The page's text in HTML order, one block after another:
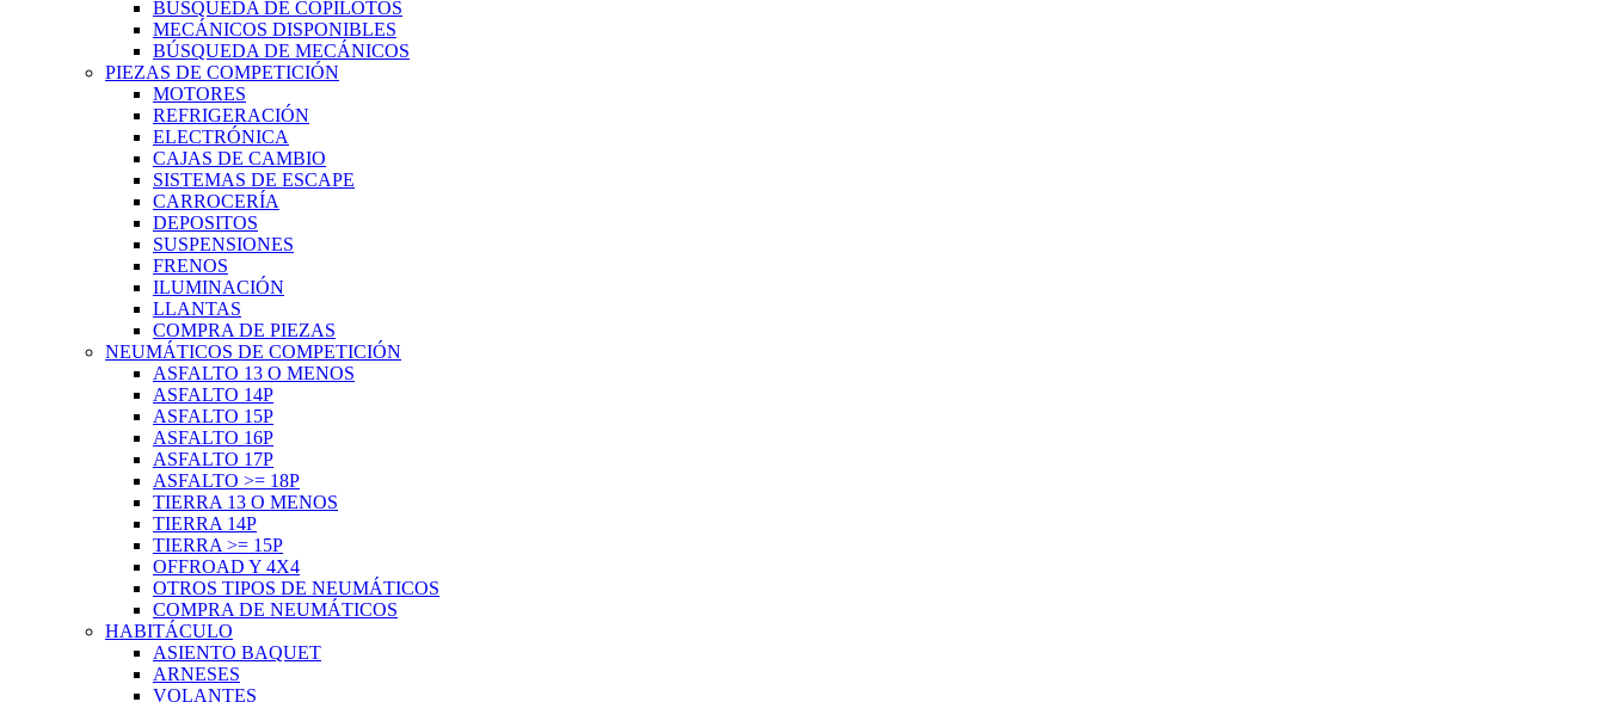
BUSQUEDA DE COPILOTOS
MECÁNICOS DISPONIBLES
BÚSQUEDA DE MECÁNICOS
PIEZAS DE COMPETICIÓN
MOTORES
REFRIGERACIÓN
ELECTRÓNICA
CAJAS DE CAMBIO
SISTEMAS DE ESCAPE
CARROCERÍA
DEPOSITOS
SUSPENSIONES
FRENOS
ILUMINACIÓN
LLANTAS
COMPRA DE PIEZAS
NEUMÁTICOS DE COMPETICIÓN
ASFALTO 13 O MENOS
ASFALTO 14P
ASFALTO 15P
ASFALTO 16P
ASFALTO 17P
ASFALTO >= 18P
TIERRA 13 O MENOS
TIERRA 14P
TIERRA >= 15P
OFFROAD Y 4X4
OTROS TIPOS DE NEUMÁTICOS
COMPRA DE NEUMÁTICOS
HABITÁCULO
ASIENTO BAQUET
ARNESES
VOLANTES